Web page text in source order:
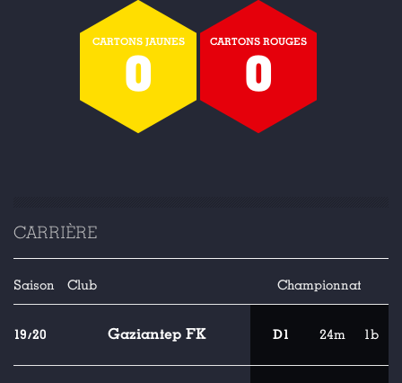
CARTONS JAUNES
0
CARTONS ROUGES
0
CARRIÈRE
Saison Club Championnat
19/20 Gaziantep FK D1 24m 1b